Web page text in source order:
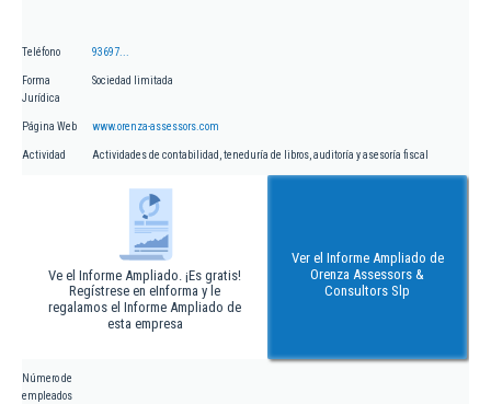
Teléfono 93697...
Forma
Jurídica
Sociedad limitada
Página Web www.orenza-assessors.com
Actividad Actividades de contabilidad, teneduría de libros, auditoría y asesoría fiscal
Ve el Informe Ampliado. ¡Es gratis!
Regístrese en eInforma y le
regalamos el Informe Ampliado de
esta empresa
Ver el Informe Ampliado de
Orenza Assessors &
Consultors Slp
Número de
empleados